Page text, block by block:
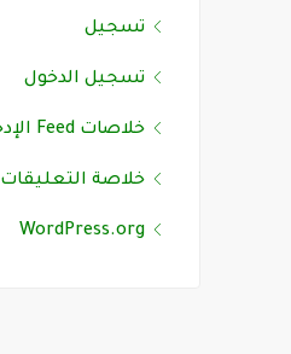
تسجيل
تسجيل الدخول
خلاصات Feed الإدخالات
خلاصة التعليقات
WordPress.org